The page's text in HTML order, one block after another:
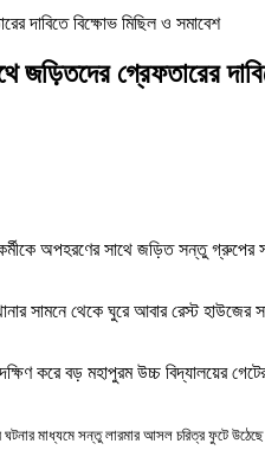
দাবিতে বিক্ষোভ মিছিল ও সমাবেশ
জড়িতদের গ্রেফতারের
অপহরণের সাথে জড়িত সন্তু
সামনে থেকে ঘুরে আবার রেস্ট
করে বড় মহাপুরম উচ্চ বিদ্যালয়ের
ঘটনার মাধ্যমে সন্তু লারমার আসল চরিত্র ফুটে